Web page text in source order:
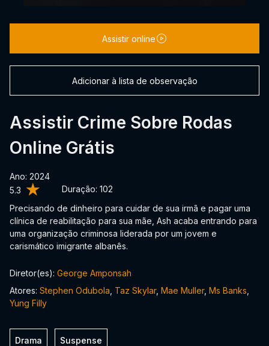
5.3 Duração: 102
Assistir Crime Sobre Rodas
Online Grátis
Ano: 2024
Precisando de dinheiro para cuidar de sua irmã e pagar uma
clínica de reabilitação para sua mãe, Ash acaba entrando para
uma organização criminosa liderada por um jovem e
carismático imigrante albanês.
Assistir online
Adicionar à lista de observação
Diretor(es): George Amponsah
Atores: Stephen Odubola Taz Skylar, Mae Muller, Ms Banks
Yung Filly
Drama Suspense